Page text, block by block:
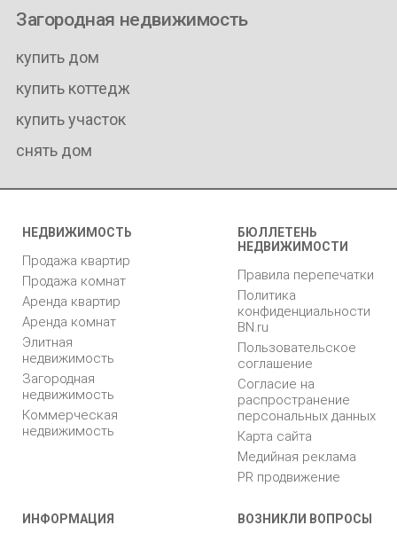
Загородная недвижимость
купить дом
купить коттедж
купить участок
снять дом
НЕДВИЖИМОСТЬ
Продажа квартир
Продажа комнат
Аренда квартир
Аренда комнат
Элитная
недвижимость
Загородная
недвижимость
Коммерческая
недвижимость
БЮЛЛЕТЕНЬ
НЕДВИЖИМОСТИ
Правила перепечатки
Политика
конфиденциальности
BN.ru
Пользовательское
соглашение
Согласие на
распространение
персональных данных
Карта сайта
Медийная реклама
PR продвижение
ИНФОРМАЦИЯ ВОЗНИКЛИ ВОПРОСЫ